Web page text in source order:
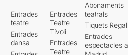
Entrades
teatre
Entrades
dansa
Entrades
Teatre
Tívoli
Entrades
Teatre
Abonaments
teatrals
Tiquets Regal
Entrades
espectacles a